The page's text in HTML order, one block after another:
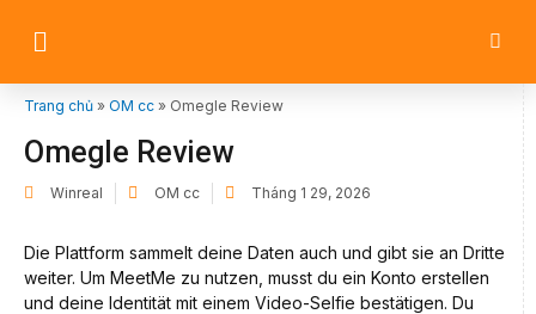
Trang chủ » OM cc » Omegle Review
Omegle Review
Winreal OM cc Tháng 1 29, 2026
Die Plattform sammelt deine Daten auch und gibt sie an Dritte
weiter. Um MeetMe zu nutzen, musst du ein Konto erstellen
und deine Identität mit einem Video-Selfie bestätigen. Du